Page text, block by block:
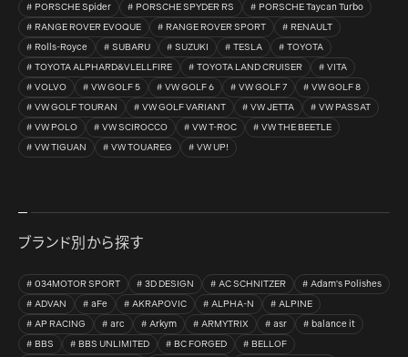
PORSCHE Spider
PORSCHE SPYDER RS
PORSCHE Taycan Turbo
RANGE ROVER EVOQUE
RANGE ROVER SPORT
RENAULT
Rolls-Royce
SUBARU SUZUKI TESLA
TOYOTA
TOYOTA ALPHARD&VLELLFIRE
TOYOTA LAND CRUISER
VITA
VOLVO
VW GOLF 5 VW GOLF 6 VW GOLF 7
VW GOLF 8
VW GOLF TOURAN
VW GOLF VARIANT VW JETTA
VW PASSAT
VW POLO
VW SCIROCCO VW T-ROC
VW THE BEETLE
VW TIGUAN
VW TOUAREG VW UP!
ブランド別から探す
034MOTOR SPORT 3D DESIGN AC SCHNITZER
Adam's Polishes
ADVAN
aFe AKRAPOVIC ALPHA-N
ALPINE
AP RACING
arc Arkym ARMYTRIX asr
balance it
BBS
BBS UNLIMITED BC FORGED
BELLOF